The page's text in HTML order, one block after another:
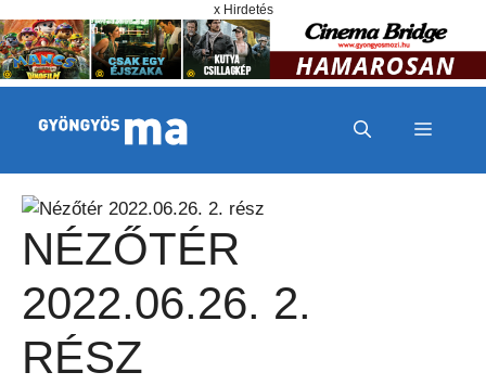
x Hirdetés
MENÜ
NÉZŐTÉR
2022.06.26. 2.
RÉSZ